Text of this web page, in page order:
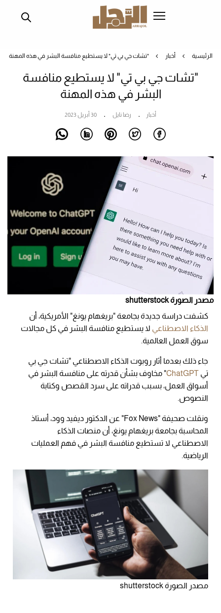
الرئيسية أخبار "تشات جي بي تي" لا يستطيع منافسة البشر في هذه المهنة
"تشات جي بي تي" لا يستطيع منافسة
البشر في هذه المهنة
أخبار رضا نايل 30 أبريل 2023
مصدر الصورة shutterstock
كشفت دراسة جديدة بجامعة "بريغهام يونغ" الأمريكية، أن
الذكاء الاصطناعي لا يستطيع منافسة البشر في كل مجالات
سوق العمل العالمية.
جاء ذلك بعدما أثار روبوت الذكاء الاصطناعي "تشات جي بي
تي ChatGPT" مخاوف بشأن قدرته على منافسة البشر في
أسواق العمل، بسبب قدراته على سرد القصص وكتابة
النصوص.
ونقلت صحيفة "Fox News" عن الدكتور ديفيد وود، أستاذ
المحاسبة بجامعة بريغهام يونغ، أن منصات الذكاء
الاصطناعي لا تستطيع منافسة البشر في فهم العمليات
الرياضية.
مصدر الصورة shutterstock